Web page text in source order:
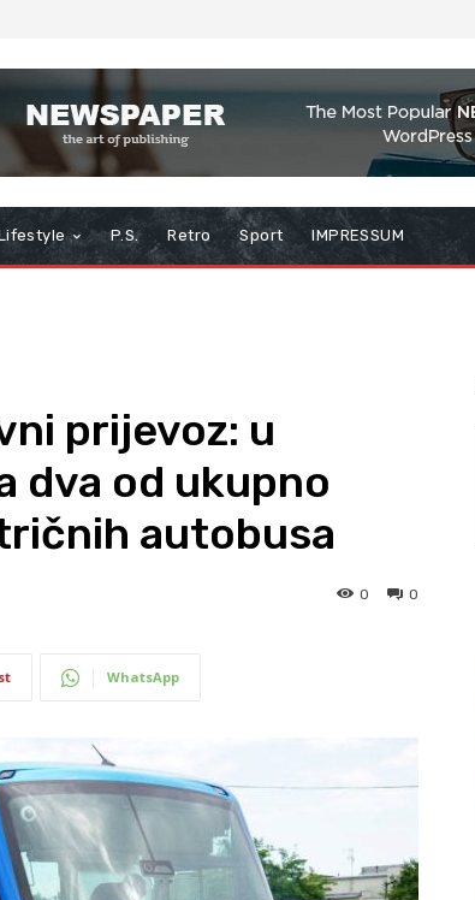
P.S. Retro Sport IMPRESSUM
prijevoz: u
dva od ukupno
autobusa
0
0
WhatsApp